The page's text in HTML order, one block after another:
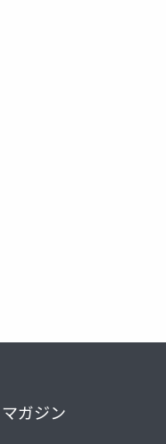
マガジン